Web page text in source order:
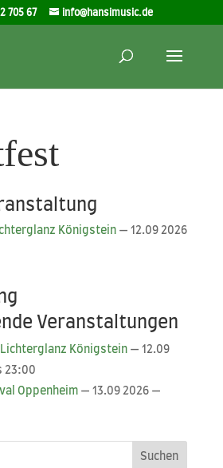
705 67 info@hansimusic.de
König­stein— 12.09 2026
Veranstaltungen
König­stein— 12.09
23:00
Oppen­heim— 13.09 2026 —